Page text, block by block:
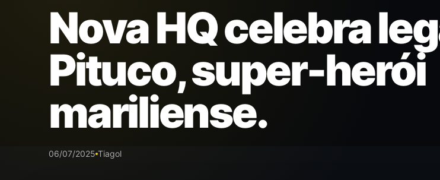
Nova HQ celebra
Pituco, super-herói
mariliense.
06/07/2025 Tiagol